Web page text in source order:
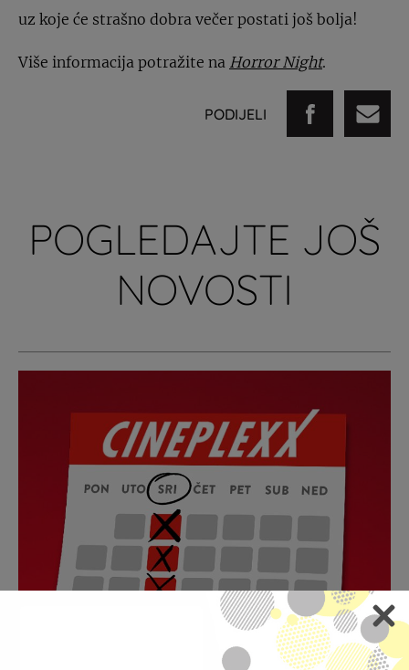
uz koje će strašno dobra večer postati još bolja!
Više informacija potražite na Horror Night.
PODIJELI
POGLEDAJTE JOŠ
NOVOSTI